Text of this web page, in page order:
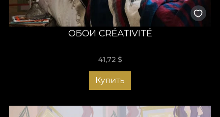
ОБОИ CRÉATIVITÉ
41,72 $
Купить